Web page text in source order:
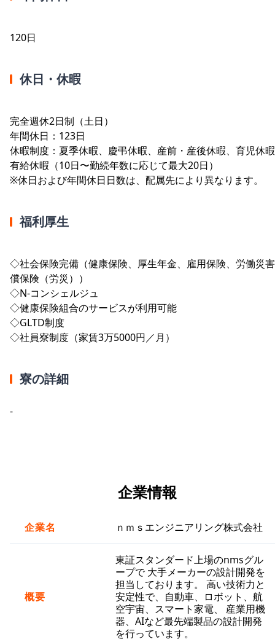
120日
休日・休暇
完全週休2日制（土日）
年間休日：123日
休暇制度：夏季休暇、慶弔休暇、産前・産後休暇、育児休
有給休暇（10日〜勤続年数に応じて最大20日）
※休日および年間休日日数は、配属先により異なります。
福利厚生
◇社会保険完備（健康保険、厚生年金、雇用保険、労働災
償保険（労災））
◇N-コンシェルジュ
◇健康保険組合のサービスが利用可能
◇GLTD制度
◇社員寮制度（家賃3万5000円／月）
寮の詳細
-
企業情報
企業名 ｎｍｓエンジニアリング株式会社
概要
東証スタンダード上場のnmsグル
ープで 大手メーカーの設計開発を
担当しております。 高い技術力と
安定性で、自動車、ロボット、航
空宇宙、スマート家電、 産業用機
器、AIなど最先端製品の設計開発
を行っています。